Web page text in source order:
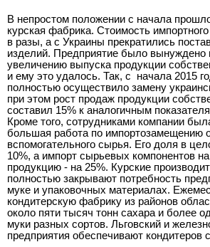
В непростом положении с начала
курская фабрика. Стоимость
в разы, а с Украины прекратились
изделий. Предприятие было вынуждено
увеличению выпуска продукции
и ему это удалось. Так, с начала 2015
полностью осуществило замену
при этом рост продаж продукции
составил 15% к аналогичным
Кроме того, сотрудниками компании
большая работа по импортозамещению
вспомогательного сырья. Его доля в
10%, а импорт сырьевых компонентов
продукцию - на 25%. Курские
полностью закрывают потребность
муке и упаковочных материалах.
кондитерскую фабрику из районов
около пяти тысяч тонн сахара и более
муки разных сортов. Льговский и
предприятия обеспечивают